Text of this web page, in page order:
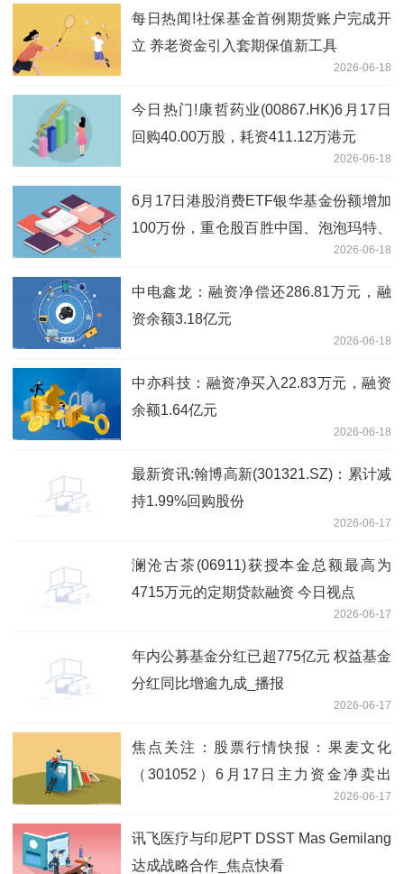
每日热闻!社保基金首例期货账户完成开
立 养老资金引入套期保值新工具
2026-06-18
今日热门!康哲药业(00867.HK)6月17日
回购40.00万股，耗资411.12万港元
2026-06-18
6月17日港股消费ETF银华基金份额增加
100万份，重仓股百胜中国、泡泡玛特、
2026-06-18
中电鑫龙：融资净偿还286.81万元，融
资余额3.18亿元
2026-06-18
中亦科技：融资净买入22.83万元，融资
余额1.64亿元
2026-06-18
最新资讯:翰博高新(301321.SZ)：累计减
持1.99%回购股份
2026-06-17
澜沧古茶(06911)获授本金总额最高为
4715万元的定期贷款融资 今日视点
2026-06-17
年内公募基金分红已超775亿元 权益基金
分红同比增逾九成_播报
2026-06-17
焦点关注：股票行情快报：果麦文化
（301052）6月17日主力资金净卖出
2026-06-17
讯飞医疗与印尼PT DSST Mas Gemilang
达成战略合作_焦点快看